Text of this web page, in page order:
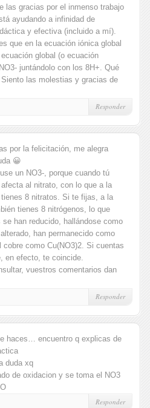
las gracias por el inmenso trabajo
ayudando a infinidad de
y efectiva (incluido a mí).
que en la ecuación iónica global
global (o ecuación
juntándolo con los 8H+. Qué
las molestias y gracias de
Responder
por la felicitación, me alegra
😀
un NO3-, porque cuando tú
al nitrato, con lo que a la
8 nitratos. Si te fijas, a la
tienes 8 nitrógenos, lo que
han reducido, hallándose como
han permanecido como
como Cu(NO3)2. Si cuentas
en efecto, te coincide.
vuestros comentarios dan
Responder
haces… encuentro q explicas de
duda xq
de oxidacion y se toma el NO3
Responder